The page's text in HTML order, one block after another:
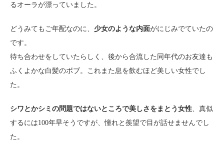
るオーラが漂っていました。
どうみてもご年配なのに、 少女のような内面がにじみでていたの
です。
待ち合わせをしていたらしく、後から合流した同年代のお友達も
ふくよかな白髪のボブ。これまた息を飲むほど美しい女性でし
た。
シワとかシミの問題ではないところで美しさをまとう女性 、真似
するには100年早そうですが、憧れと羨望で目が話せませんでし
た。